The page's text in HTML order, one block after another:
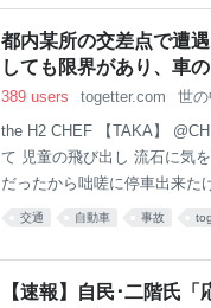
シティーなど大量のデータを
い、5年後の2027年をめどに
0億円を補助することにして
導体をめぐっては
都内某所の交差点で遭
しても限界があり、車
389 users togetter.com 世の
the H2 CHEF 【TAKA】
て 児童の飛び出し 流石に気
だったから咄嗟に停車出来た
っと早めに押せばよかった
交通 自動車 事故
【速報】自民･二階氏